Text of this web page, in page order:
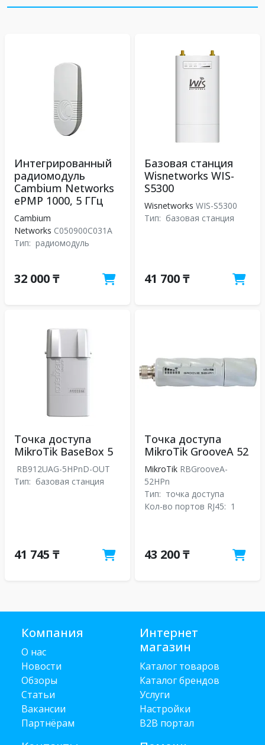
Интегрированный
радиомодуль
Cambium Networks
ePMP 1000, 5 ГГц
Cambium
Networks C050900C031A
Тип: радиомодуль
32 000 ₸
Базовая станция
Wisnetworks WIS-
S5300
Wisnetworks WIS-S5300
Тип: базовая станция
41 700 ₸
Точка доступа
MikroTik BaseBox 5
RB912UAG-5HPnD-OUT
Тип: базовая станция
41 745 ₸
Точка доступа
MikroTik GrooveA 52
MikroTik RBGrooveA-
52HPn
Тип: точка доступа
Кол-во портов RJ45: 1
43 200 ₸
Компания
О нас
Новости
Обзоры
Статьи
Вакансии
Партнёрам
Интернет
магазин
Каталог товаров
Каталог брендов
Услуги
Настройки
B2B портал